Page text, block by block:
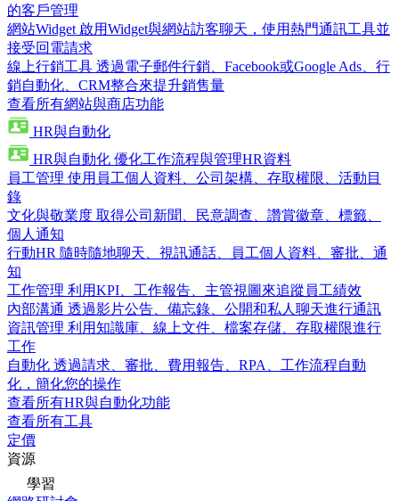
的客戶管理
網站Widget 啟用Widget與網站訪客聊天，使用熱門通訊工具並
接受回電請求
線上行銷工具 透過電子郵件行銷、Facebook或Google Ads、行
銷自動化、CRM整合來提升銷售量
查看所有網站與商店功能
HR與自動化
HR與自動化 優化工作流程與管理HR資料
員工管理 使用員工個人資料、公司架構、存取權限、活動目
錄
文化與敬業度 取得公司新聞、民意調查、讚賞徽章、標籤、
個人通知
行動HR 隨時隨地聊天、視訊通話、員工個人資料、審批、通
知
工作管理 利用KPI、工作報告、主管視圖來追蹤員工績效
內部溝通 透過影片公告、備忘錄、公開和私人聊天進行通訊
資訊管理 利用知識庫、線上文件、檔案存儲、存取權限進行
工作
自動化 透過請求、審批、費用報告、RPA、工作流程自動
化，簡化您的操作
查看所有HR與自動化功能
查看所有工具
定價
資源
學習